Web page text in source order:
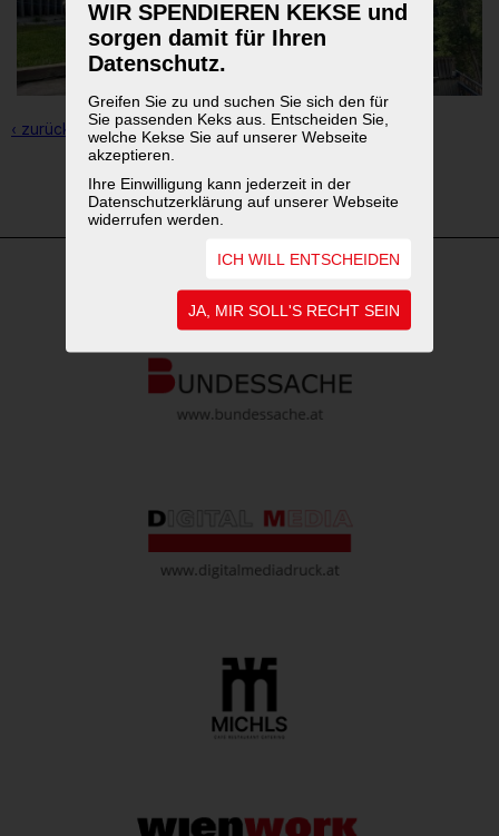
WIR SPENDIEREN KEKSE und
sorgen damit für Ihren
Datenschutz.
Greifen Sie zu und suchen Sie sich den für
Sie passenden Keks aus. Entscheiden Sie,
welche Kekse Sie auf unserer Webseite
akzeptieren.
Ihre Einwilligung kann jederzeit in der
Datenschutzerklärung auf unserer Webseite
widerrufen werden.
ICH WILL ENTSCHEIDEN
JA, MIR SOLL'S RECHT SEIN
‹ zurück zur Übersicht
1 2 3